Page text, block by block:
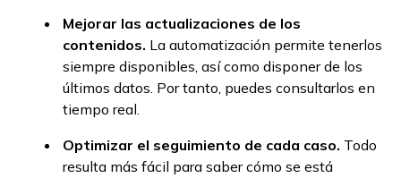
Mejorar las actualizaciones de los
contenidos. La automatización permite tenerlos
siempre disponibles, así como disponer de los
últimos datos. Por tanto, puedes consultarlos en
tiempo real.
Optimizar el seguimiento de cada caso. Todo
resulta más fácil para saber cómo se está